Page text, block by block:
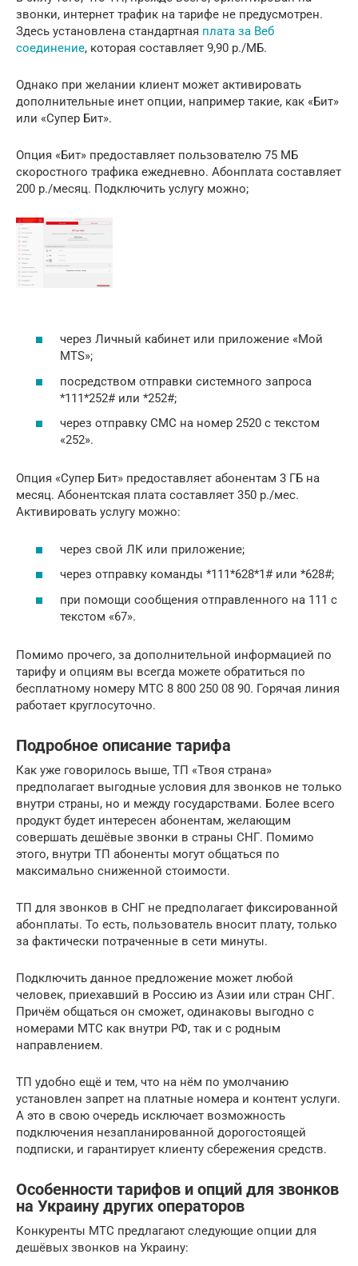
звонки, интернет трафик на тарифе не предусмотрен.
Здесь установлена стандартная плата за Веб
соединение, которая составляет 9,90 р./МБ.
Однако при желании клиент может активировать
дополнительные инет опции, например такие, как «Бит»
или «Супер Бит».
Опция «Бит» предоставляет пользователю 75 МБ
скоростного трафика ежедневно. Абонплата составляет
200 р./месяц. Подключить услугу можно;
через Личный кабинет или приложение «Мой
MTS»;
посредством отправки системного запроса
*111*252# или *252#;
через отправку СМС на номер 2520 с текстом
«252».
Опция «Супер Бит» предоставляет абонентам 3 ГБ на
месяц. Абонентская плата составляет 350 р./мес.
Активировать услугу можно:
через свой ЛК или приложение;
через отправку команды *111*628*1# или *628#;
при помощи сообщения отправленного на 111 с
текстом «67».
Помимо прочего, за дополнительной информацией по
тарифу и опциям вы всегда можете обратиться по
бесплатному номеру МТС 8 800 250 08 90. Горячая линия
работает круглосуточно.
Подробное описание тарифа
Как уже говорилось выше, ТП «Твоя страна»
предполагает выгодные условия для звонков не только
внутри страны, но и между государствами. Более всего
продукт будет интересен абонентам, желающим
совершать дешёвые звонки в страны СНГ. Помимо
этого, внутри ТП абоненты могут общаться по
максимально сниженной стоимости.
ТП для звонков в СНГ не предполагает фиксированной
абонплаты. То есть, пользователь вносит плату, только
за фактически потраченные в сети минуты.
Подключить данное предложение может любой
человек, приехавший в Россию из Азии или стран СНГ.
Причём общаться он сможет, одинаковы выгодно с
номерами МТС как внутри РФ, так и с родным
направлением.
ТП удобно ещё и тем, что на нём по умолчанию
установлен запрет на платные номера и контент услуги.
А это в свою очередь исключает возможность
подключения незапланированной дорогостоящей
подписки, и гарантирует клиенту сбережения средств.
Особенности тарифов и опций для звонков
на Украину других операторов
Конкуренты МТС предлагают следующие опции для
дешёвых звонков на Украину: